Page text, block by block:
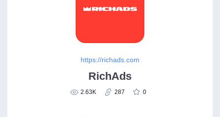
https://richads.com
RichAds
2.63K 287 0